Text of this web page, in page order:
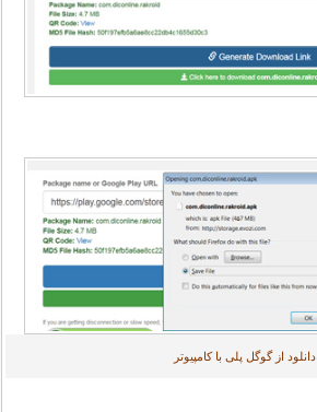
دانلود از گوگل پلی با کامپیوتر